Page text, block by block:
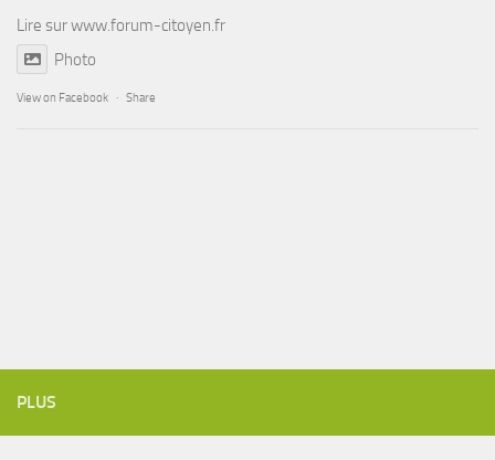
Lire surwww.forum-citoyen.fr
Photo
View on Facebook · Share
PLUS